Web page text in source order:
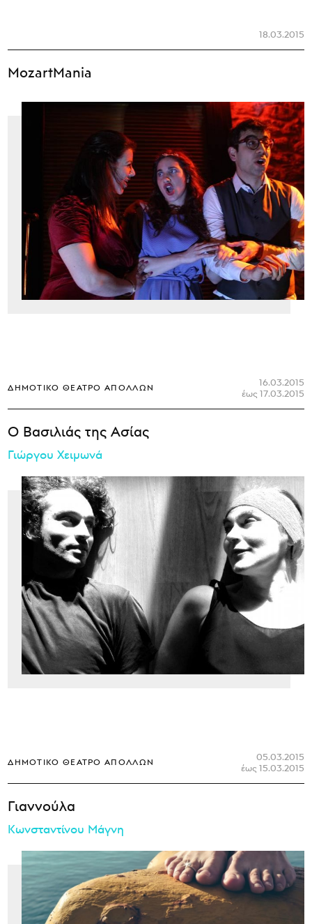
18.03.2015
MozartMania
16.03.2015
έως 17.03.2015
ΔΗΜΟΤΙΚΌ ΘΈΑΤΡΟ ΑΠΌΛΛΩΝ
Ο Βασιλιάς της Ασίας
Γιώργου Χειμωνά
05.03.2015
έως 15.03.2015
ΔΗΜΟΤΙΚΌ ΘΈΑΤΡΟ ΑΠΌΛΛΩΝ
Γιαννούλα
Κωνσταντίνου Μάγνη